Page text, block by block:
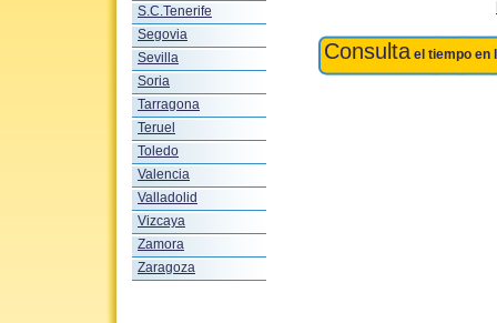
S.C.Tenerife
Segovia
Sevilla
Soria
Tarragona
Teruel
Toledo
Valencia
Valladolid
Vizcaya
Zamora
Zaragoza
Consulta el tiempo en